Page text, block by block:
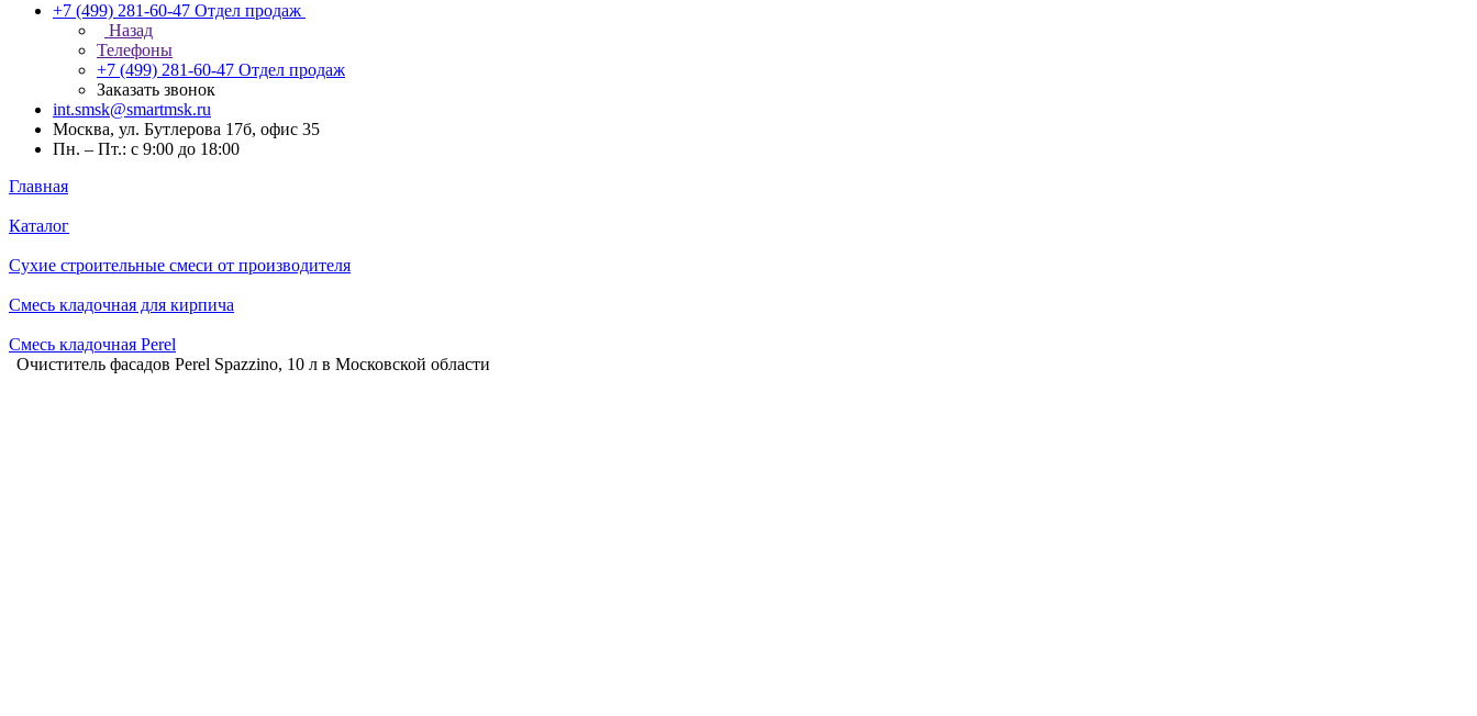
+7 (499) 281-60-47 Отдел продаж
Назад
Телефоны
+7 (499) 281-60-47 Отдел продаж
Заказать звонок
int.smsk@smartmsk.ru
Москва, ул. Бутлерова 17б, офис 35
Пн. – Пт.: с 9:00 до 18:00
Главная
Каталог
Сухие строительные смеси от производителя
Смесь кладочная для кирпича
Смесь кладочная Perel
Очиститель фасадов Perel Spazzino, 10 л в Московской области